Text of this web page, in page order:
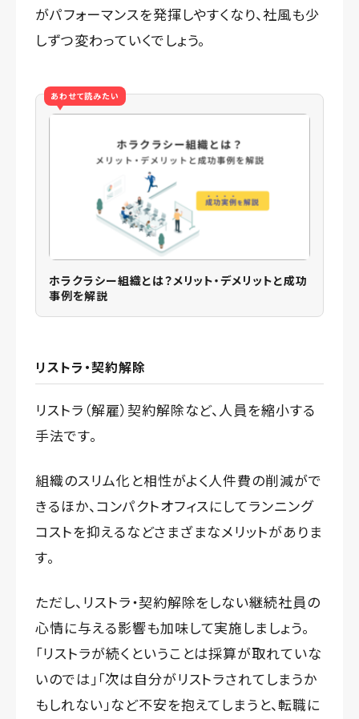
がパフォーマンスを発揮しやすくなり、社風も少
しずつ変わっていくでしょう。
あわせて読みたい
ホラクラシー組織とは？メリット・デメリットと成功
事例を解説
リストラ・契約解除
リストラ（解雇）契約解除など、人員を縮小する
手法です。
組織のスリム化と相性がよく人件費の削減がで
きるほか、コンパクトオフィスにしてランニング
コストを抑えるなどさまざまなメリットがありま
す。
ただし、リストラ・契約解除をしない継続社員の
心情に与える影響も加味して実施しましょう。
「リストラが続くということは採算が取れていな
いのでは」「次は自分がリストラされてしまうか
もしれない」など不安を抱えてしまうと、転職に